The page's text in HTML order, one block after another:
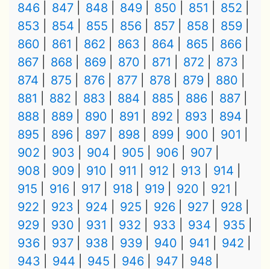
846
847 848 849 850 851
852
853
854 855 856 857 858
859
860
861 862 863 864 865
866
867
868 869 870 871 872
873
874
875 876 877 878 879
880
881
882 883 884 885 886
887
888
889 890 891 892 893
894
895
896 897 898 899 900
901
902
903 904 905 906
907
908
909 910 911 912 913
914
915
916 917 918 919 920
921
922
923 924 925 926 927
928
929
930 931 932 933 934
935
936
937 938 939 940 941
942
943
944 945 946 947
948